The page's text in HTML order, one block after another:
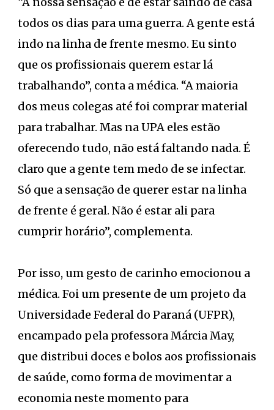
todos os dias para uma guerra. A gente está
indo na linha de frente mesmo. Eu sinto
que os profissionais querem estar lá
trabalhando”, conta a médica. “A maioria
dos meus colegas até foi comprar material
para trabalhar. Mas na UPA eles estão
oferecendo tudo, não está faltando nada. É
claro que a gente tem medo de se infectar.
Só que a sensação de querer estar na linha
de frente é geral. Não é estar ali para
cumprir horário”, complementa.
Por isso, um gesto de carinho emocionou a
médica. Foi um presente de um projeto da
Universidade Federal do Paraná (UFPR),
encampado pela professora Márcia May,
que distribui doces e bolos aos profissionais
de saúde, como forma de movimentar a
economia neste momento para